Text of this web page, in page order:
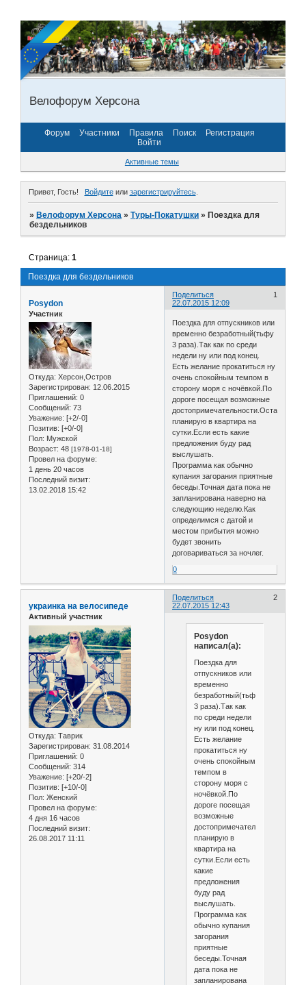
Велофорум Херсона
Форум Участники Правила Поиск
Регистрация
Войти
Активные темы
Привет, Гость! Войдитеили зарегистрируйтесь.
»Велофорум Херсона »Туры-Покатушки »Поездка для
бездельников
Поездка для бездельников
Страница:1
Поделиться
1
22.07.2015 12:09
Posydon
Участник
Откуда: Херсон,Остров
Зарегистрирован: 12.06.2015
Приглашений: 0
Сообщений: 73
Уважение: [+2/-0]
Позитив: [+0/-0]
Пол: Мужской
Возраст: 48 [1978-01-18]
Провел на форуме:
1 день 20 часов
Последний визит:
13.02.2018 15:42
Поездка для отпускников или
временно безработный(тьфу
3 раза).Так как по среди
недели ну или под конец.
Есть желание прокатиться ну
очень спокойным темпом в
сторону моря с ночёвкой.По
дороге посещая возможные
достопримечательности.Оставаться
планирую в квартира на
сутки.Если есть какие
предложения буду рад
выслушать.
Программа как обычно
купания загорания приятные
беседы.Точная дата пока не
запланирована наверно на
следующию неделю.Как
определимся с датой и
местом прибытия можно
будет звонить
договариваться за ночлег.
0
Поделиться
2
22.07.2015 12:43
украинка на велосипеде
Активный участник
Откуда: Таврик
Зарегистрирован: 31.08.2014
Приглашений: 0
Сообщений: 314
Уважение: [+20/-2]
Позитив: [+10/-0]
Пол: Женский
Провел на форуме:
4 дня 16 часов
Последний визит:
26.08.2017 11:11
Posydon
написал(а):
Поездка для
отпускников или
временно
безработный(тьфу
3 раза).Так как
по среди недели
ну или под конец.
Есть желание
прокатиться ну
очень спокойным
темпом в
сторону моря с
ночёвкой.По
дороге посещая
возможные
планирую в
квартира на
сутки.Если есть
какие
предложения
буду рад
выслушать.
Программа как
обычно купания
загорания
приятные
беседы.Точная
дата пока не
запланирована